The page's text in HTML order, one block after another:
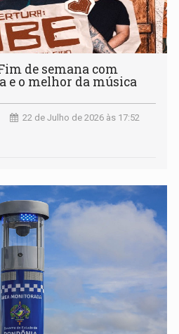
de semana com
e o melhor da música
22 de Julho de 2026 às 17:52